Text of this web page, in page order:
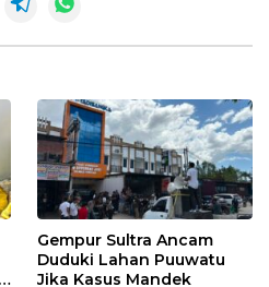
Gempur Sultra Ancam
Duduki Lahan Puuwatu
Jika Kasus Mandek